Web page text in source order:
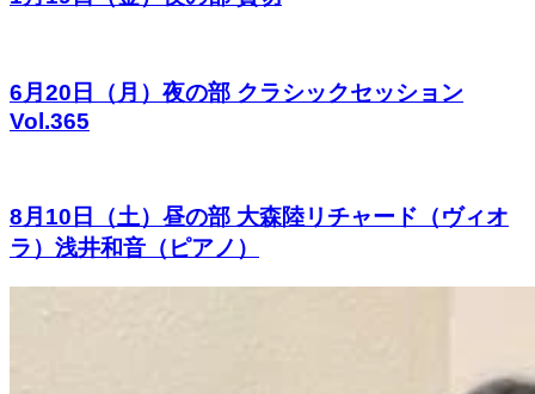
6月20日（月）夜の部 クラシックセッション
Vol.365
8月10日（土）昼の部 大森陸リチャード（ヴィオ
ラ）浅井和音（ピアノ）